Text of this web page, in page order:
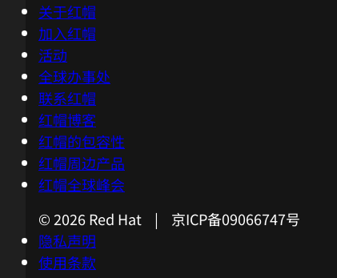
关于红帽
加入红帽
活动
全球办事处
联系红帽
红帽博客
红帽的包容性
红帽周边产品
红帽全球峰会
© 2026 Red Hat | 京ICP备09066747号
隐私声明
使用条款